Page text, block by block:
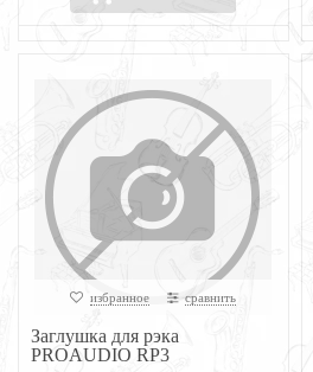
избранное сравнить
Заглушка для рэка
PROAUDIO RP3